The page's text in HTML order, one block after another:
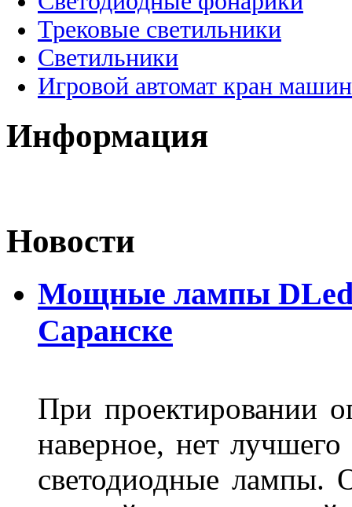
Трековые светильники
Светильники
Игровой автомат кран
Информация
Новости
Мощные лампы DLed
Саранске
При проектировании
наверное, нет
светодиодные лампы.